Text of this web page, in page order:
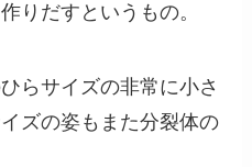
りだすというもの。
らサイズの非常に小さ
ズの姿もまた分裂体の